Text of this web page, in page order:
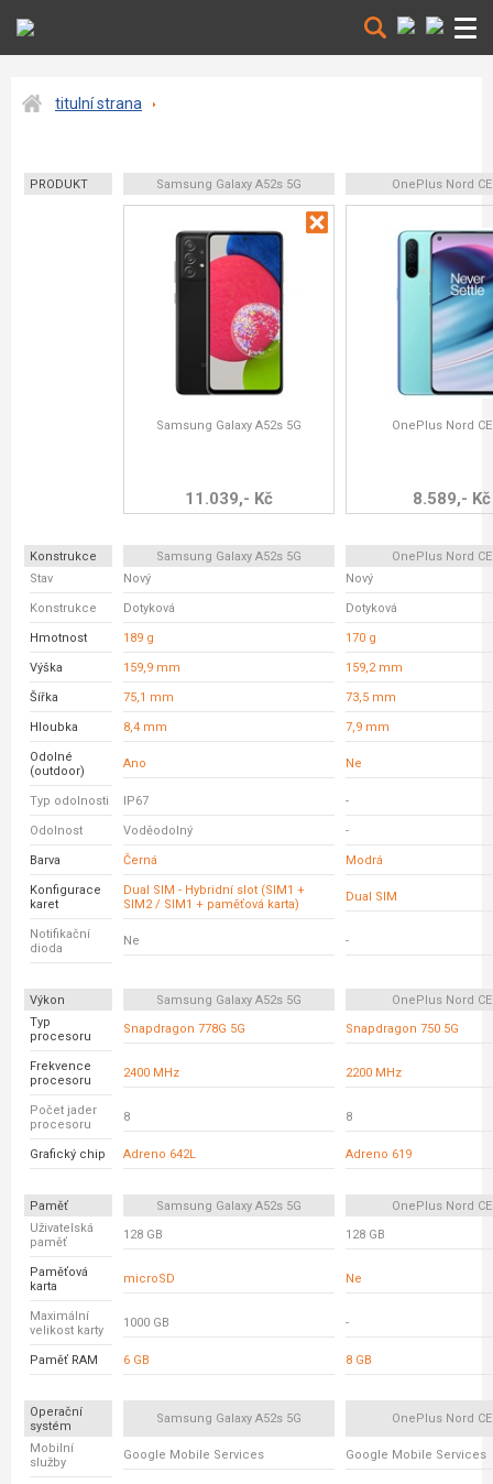
titulní strana
PRODUKT Samsung Galaxy A52s 5G OnePlus Nord
Samsung Galaxy A52s 5G
11.039,- Kč
OnePlus Nord
8.589,- Kč
Konstrukce Samsung Galaxy A52s 5G
OnePlus Nord
Stav
Nový Nový
Konstrukce Dotyková Dotyková
Hmotnost 189 g 170 g
Výška 159,9 mm 159,2 mm
Šířka 75,1 mm 73,5 mm
Hloubka 8,4 mm 7,9 mm
Odolné
(outdoor)
Ano Ne
Typ odolnosti IP67 -
Odolnost Voděodolný -
Barva Černá Modrá
Konfigurace
karet
Dual SIM - Hybridní slot (SIM1 +
SIM2 / SIM1 + paměťová karta)
Dual SIM
Notifikační
dioda
Ne -
Výkon Samsung Galaxy A52s 5G
OnePlus Nord
Typ
procesoru
Snapdragon 778G 5G Snapdragon 750 5G
Frekvence
procesoru
2400 MHz 2200 MHz
Počet jader
procesoru
8 8
Grafický chip Adreno 642L Adreno 619
Paměť Samsung Galaxy A52s 5G
OnePlus Nord
Uživatelská
paměť
128 GB 128 GB
Paměťová
karta
microSD Ne
Maximální
velikost karty
1000 GB -
Paměť RAM 6 GB 8 GB
Operační
systém
Samsung Galaxy A52s 5G OnePlus Nord
Mobilní
služby
Google Mobile Services Google Mobile Services